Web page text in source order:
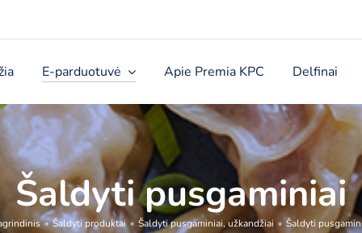
E-parduotuvė Apie Premia KPC Delfinai
Šaldyti pusgaminiai
Šaldyti produktai Šaldyti pusgaminiai, užkandžiai Šaldyti